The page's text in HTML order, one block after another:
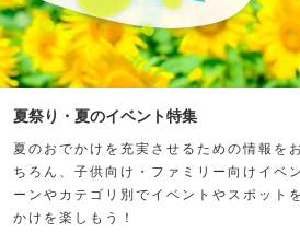
夏祭り・夏のイベント特集
夏のおでかけを充実させるための情報を
ちろん、子供向け・ファミリー向けイベ
ーンやカテゴリ別でイベントやスポット
かけを楽しもう！